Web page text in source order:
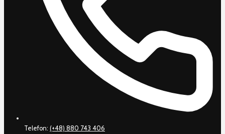
Telefon: (+48) 880 743 406